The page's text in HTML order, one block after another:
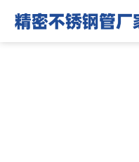
联系我们